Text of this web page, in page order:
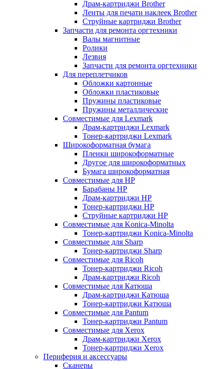
Драм-картриджи Brother
Ленты для печати наклеек Brother
Струйные картриджи Brother
Запчасти для ремонта оргтехники
Валы магнитные
Ролики
Лезвия
Запчасти для ремонта оргтехники
Для переплетчиков
Обложки картонные
Обложки пластиковые
Пружины пластиковые
Пружины металлические
Совместимые для Lexmark
Драм-картриджи Lexmark
Тонер-картриджи Lexmark
Широкоформатная бумага
Пленки широкоформатные
Другое для широкоформатных
Бумага широкоформатная
Совместимые для HP
Барабаны HP
Драм-картриджи HP
Тонер-картриджи HP
Струйные картриджи HP
Совместимые для Konica-Minolta
Тонер-картриджи Konica-Minolta
Совместимые для Sharp
Тонер-картриджи Sharp
Совместимые для Ricoh
Тонер-картриджи Ricoh
Драм-картриджи Ricoh
Совместимые для Катюша
Драм-картриджи Катюша
Тонер-картриджи Катюша
Совместимые для Pantum
Тонер-картриджи Pantum
Совместимые для Xerox
Драм-картриджи Xerox
Тонер-картриджи Xerox
Периферия и аксессуары
Сканеры